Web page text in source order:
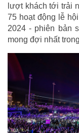
lượt khách tới trải
75 hoạt động lễ
2024 - phiên bản
mong đợi nhất